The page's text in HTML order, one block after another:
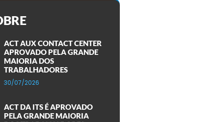
ACT AUX CONTACT CENTER
APROVADO PELA GRANDE
MAIORIA DOS
TRABALHADORES
30/07/2026
ACT DA ITS É APROVADO
PELA GRANDE MAIORIA